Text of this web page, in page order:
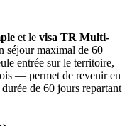
et le visa TR Multi-
séjour maximal de 60
entrée sur le territoire,
— permet de revenir en
de 60 jours repartant